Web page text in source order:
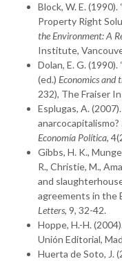
Block, W. E.
Property Right
the Environment: A
Institute,
Dolan, E. G. (1990).
(ed.) Economics and
232), The Fraiser
Esplugas, A.
anarcocapitalismo?
Economía Política,
Gibbs, H. K.,
R., Christie, M.,
and
agreements in the
Letters, 9, 32-42.
Hoppe, H.-H.
Unión Editorial,
Huerta de Soto, J.